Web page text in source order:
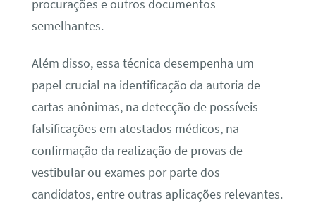
procurações e outros documentos
semelhantes.
Além disso, essa técnica desempenha um
papel crucial na identificação da autoria de
cartas anônimas, na detecção de possíveis
falsificações em atestados médicos, na
confirmação da realização de provas de
vestibular ou exames por parte dos
candidatos, entre outras aplicações relevantes.